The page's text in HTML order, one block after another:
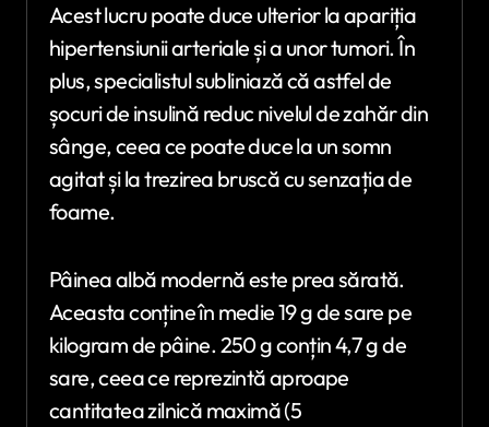
Acest lucru poate duce ulterior la apariția
hipertensiunii arteriale și a unor tumori. În
plus, specialistul subliniază că astfel de
șocuri de insulină reduc nivelul de zahăr din
sânge, ceea ce poate duce la un somn
agitat și la trezirea bruscă cu senzația de
foame.
Pâinea albă modernă este prea sărată.
Aceasta conține în medie 19 g de sare pe
kilogram de pâine. 250 g conțin 4,7 g de
sare, ceea ce reprezintă aproape
cantitatea zilnică maximă (5